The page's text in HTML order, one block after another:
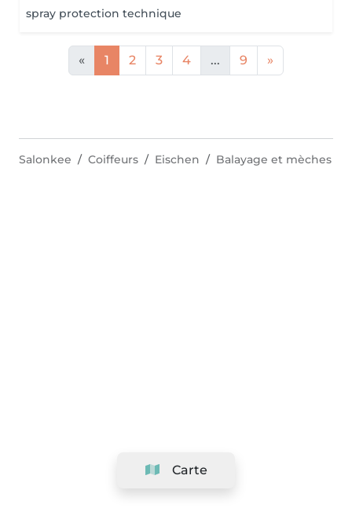
spray protection technique
« 1 2 3 4 ... 9 »
Carte
Salonkee Coiffeurs Eischen Balayage et mèches